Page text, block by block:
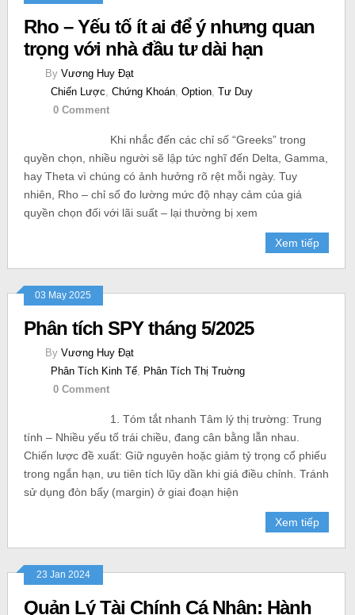
Rho – Yếu tố ít ai để ý nhưng quan
trọng với nhà đầu tư dài hạn
By Vương Huy Đạt
Chiến Lược Chứng Khoán, Option, Tư Duy
0 Comment
Khi nhắc đến các chỉ số “Greeks” trong
quyền chọn, nhiều người sẽ lập tức nghĩ đến Delta, Gamma,
hay Theta vì chúng có ảnh hưởng rõ rệt mỗi ngày. Tuy
nhiên, Rho – chỉ số đo lường mức độ nhạy cảm của giá
quyền chọn đối với lãi suất – lại thường bị xem
Xem tiếp
03 May 2025
Phân tích SPY tháng 5/2025
By Vương Huy Đạt
Phân Tích Kinh Tế, Phân Tích Thị Truờng
0 Comment
1. Tóm tắt nhanh Tâm lý thị trường: Trung
tính – Nhiều yếu tố trái chiều, đang cân bằng lẫn nhau.
Chiến lược đề xuất: Giữ nguyên hoặc giảm tỷ trọng cổ phiếu
trong ngắn hạn, ưu tiên tích lũy dần khi giá điều chỉnh. Tránh
sử dụng đòn bẩy (margin) ở giai đoạn hiện
Xem tiếp
23 Jan 2024
Quản Lý Tài Chính Cá Nhân: Hành